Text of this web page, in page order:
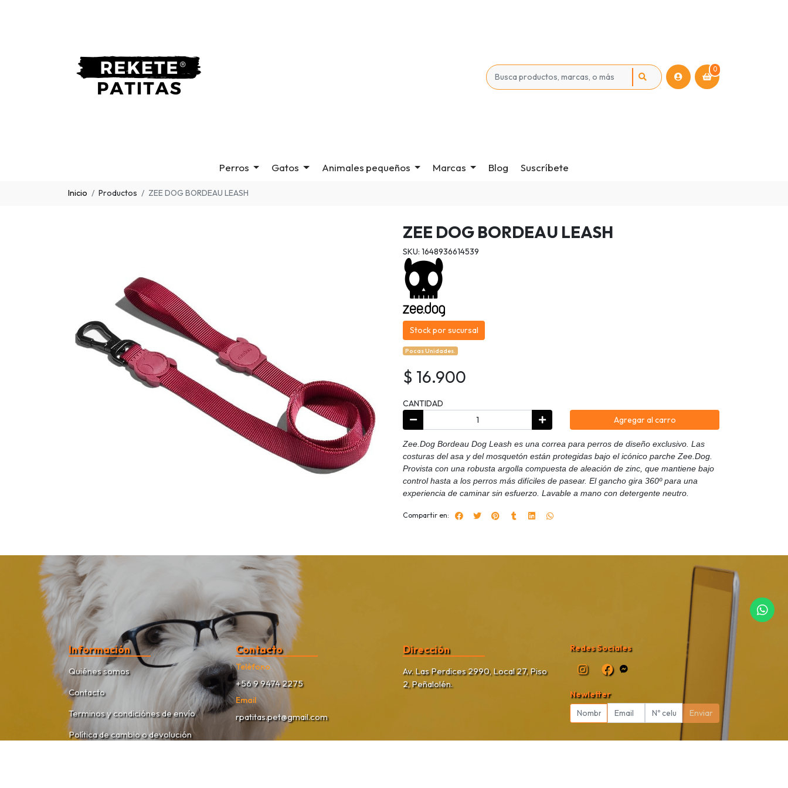
0
Perros Gatos Animales pequeños Marcas Blog Suscríbete
Inicio Productos ZEE DOG BORDEAU LEASH
ZEE DOG BORDEAU LEASH
SKU: 1648936614539
Stock por sucursal
Pocas Unidades.
$ 16.900
CANTIDAD
Agregar al carro
Zee.Dog Bordeau Dog Leash es una correa para perros de diseño exclusivo. Las
costuras del asa y del mosquetón están protegidas bajo el icónico parche Zee.Dog.
Provista con una robusta argolla compuesta de aleación de zinc, que mantiene bajo
control hasta a los perros más difíciles de pasear. El gancho gira 360º para una
experiencia de caminar sin esfuerzo. Lavable a mano con detergente neutro.
Compartir en:
Información
Quiénes somos
Contacto
Terminos y condiciónes de envío
Política de cambio o devolución
Contacto
Teléfono
+56 9 9474 2275
Email
rpatitas.pet@gmail.com
Dirección
Av. Las Perdices 2990, Local 27, Piso
2, Peñalolén.
Redes Sociales
Newletter
Enviar